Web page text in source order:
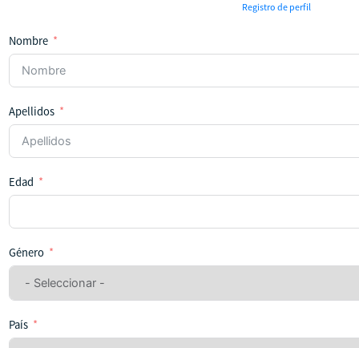
Registro de perfil
Nombre
Apellidos
Edad
Género
País